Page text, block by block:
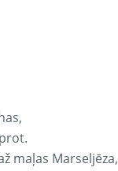
maļas Marseljēza,